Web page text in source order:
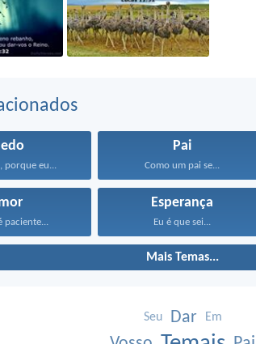
porque eu...
Pai
Como um pai se...
paciente...
Esperança
Eu é que sei...
Mais Temas...
Seu Dar Em